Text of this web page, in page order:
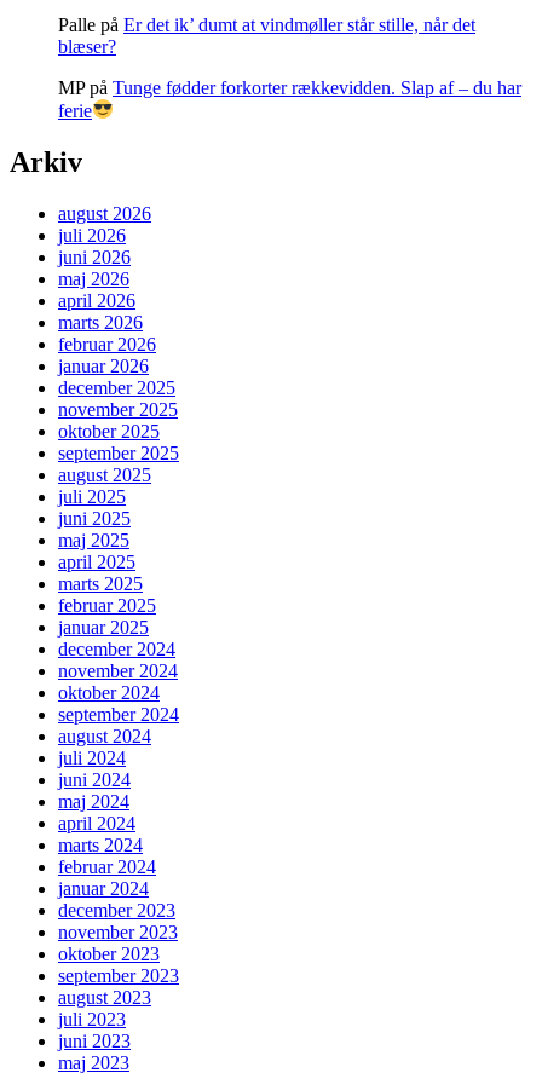
Palle på Er det ik’ dumt at vindmøller står stille, når det
blæser?
MPpå Tunge fødder forkorter rækkevidden. Slap af – du har
ferie
Arkiv
august 2026
juli 2026
juni 2026
maj 2026
april 2026
marts 2026
februar 2026
januar 2026
december 2025
november 2025
oktober 2025
september 2025
august 2025
juli 2025
juni 2025
maj 2025
april 2025
marts 2025
februar 2025
januar 2025
december 2024
november 2024
oktober 2024
september 2024
august 2024
juli 2024
juni 2024
maj 2024
april 2024
marts 2024
februar 2024
januar 2024
december 2023
november 2023
oktober 2023
september 2023
august 2023
juli 2023
juni 2023
maj 2023